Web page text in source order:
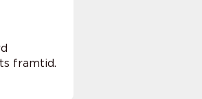
framtid.